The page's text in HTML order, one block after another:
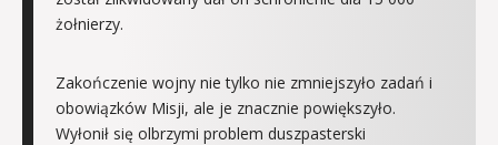
żołnierzy.
Zakończenie wojny nie tylko nie zmniejszyło zadań i
obowiązków Misji, ale je znacznie powiększyło.
Wyłonił się olbrzymi problem duszpasterski